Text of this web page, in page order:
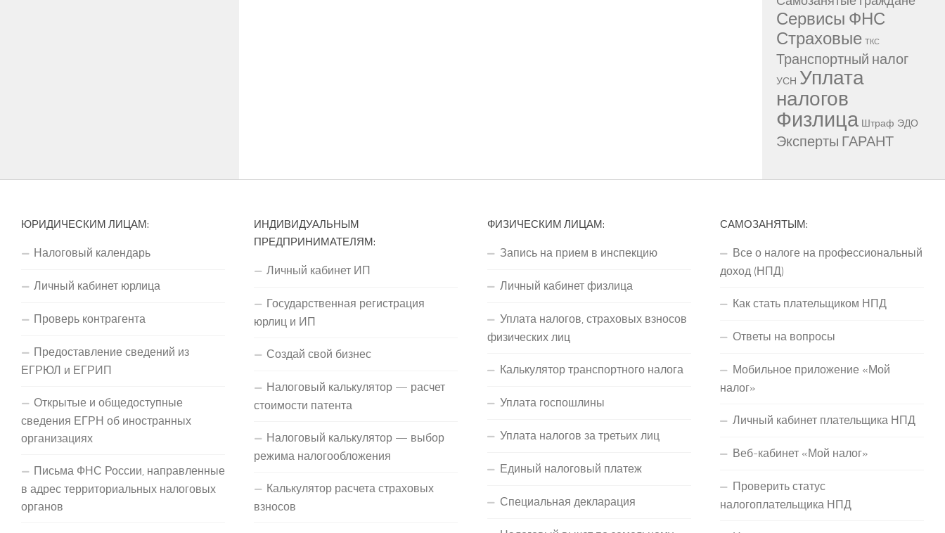
Сервисы ФНС
Страховые ТКС
Транспортный налог
УСН Уплата
налогов
Физлица Штраф ЭДО
Эксперты ГАРАНТ
ЮРИДИЧЕСКИМ ЛИЦАМ:
Налоговый календарь
Личный кабинет юрлица
Проверь контрагента
Предоставление сведений из
ЕГРЮЛ и ЕГРИП
Открытые и общедоступные
сведения ЕГРН об иностранных
организациях
Письма ФНС России, направленные
в адрес территориальных налоговых
органов
ИНДИВИДУАЛЬНЫМ
ПРЕДПРИНИМАТЕЛЯМ:
Личный кабинет ИП
Государственная регистрация
юрлиц и ИП
Создай свой бизнес
Налоговый калькулятор — расчет
стоимости патента
Налоговый калькулятор — выбор
режима налогообложения
Калькулятор расчета страховых
взносов
ФИЗИЧЕСКИМ ЛИЦАМ:
Запись на прием в инспекцию
Личный кабинет физлица
Уплата налогов, страховых взносов
физических лиц
Калькулятор транспортного налога
Уплата госпошлины
Уплата налогов за третьих лиц
Единый налоговый платеж
Специальная декларация
САМОЗАНЯТЫМ:
Все о налоге на профессиональный
доход (НПД)
Как стать плательщиком НПД
Ответы на вопросы
Мобильное приложение «Мой
налог»
Личный кабинет плательщика НПД
Веб-кабинет «Мой налог»
Проверить статус
налогоплательщика НПД